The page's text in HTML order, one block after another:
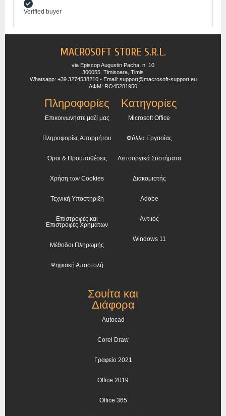
Verified buyer
MACROSOFT STORE S.R.L.
via Episcop Augustin Pacha, n. 10
300055, Timisoara, Timis
Whatsapp: +39 3274538210 - Email: support@macrosoft-support.eu
ΑΦΜ: RO45281950
Πληροφορίες
Επικοινωνήστε μαζί μας
Πληροφορίες Απορρήτου
Όροι & Προϋποθέσεις
Χρήση των Cookies
Τεχνική Υποστήριξη
Επιστροφές και
Επιστροφές Χρημάτων
Μέθοδοι Πληρωμής
Ψηφιακή Αποστολή
Κατηγορίες
Microsoft Office
Φύλλα Εργασίας
Λειτουργικά Συστήματα
Διακομιστής
Adobe
Αντιιός
Windows 11
Σουίτα και
Διάφορα
Autocad
Corel Draw
Γραφείο 2021
Office 2019
Office 365